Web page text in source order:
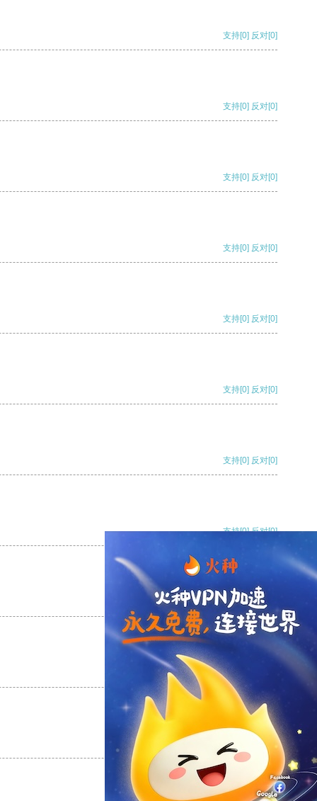
支持[0] 反对[0]
支持[0] 反对[0]
支持[0] 反对[0]
支持[0] 反对[0]
支持[0] 反对[0]
支持[0] 反对[0]
支持[0] 反对[0]
支持[0] 反对[0]
支持[0] 反对
支持
支持 反对 [0]